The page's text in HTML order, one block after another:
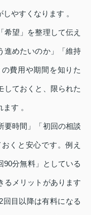
やすくなります 。
望」を整理して伝え
進めたいのか」「維持
費用や期間を知りた
しておくと、限られた
す 。
要時間」「初回の相談
くと安心です。例え
90分無料」としている
るメリットがあります
目以降は有料になる